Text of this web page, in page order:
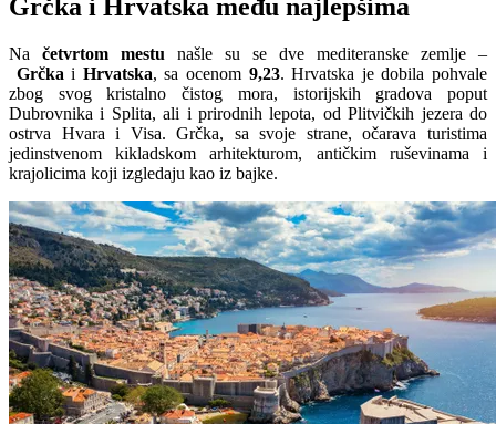
Grčka i Hrvatska među najlepšima
Na četvrtom mestu našle su se dve mediteranske zemlje –
Grčka i Hrvatska, sa ocenom 9,23. Hrvatska je dobila pohvale
zbog svog kristalno čistog mora, istorijskih gradova poput
Dubrovnika i Splita, ali i prirodnih lepota, od Plitvičkih jezera do
ostrva Hvara i Visa. Grčka, sa svoje strane, očarava turistima
jedinstvenom kikladskom arhitekturom, antičkim ruševinama i
krajolicima koji izgledaju kao iz bajke.